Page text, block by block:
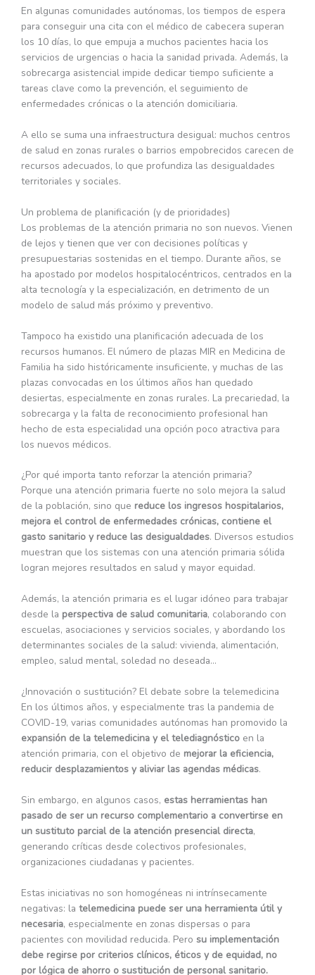
En algunas comunidades autónomas, los tiempos de espera
para conseguir una cita con el médico de cabecera superan
los 10 días, lo que empuja a muchos pacientes hacia los
servicios de urgencias o hacia la sanidad privada. Además, la
sobrecarga asistencial impide dedicar tiempo suficiente a
tareas clave como la prevención, el seguimiento de
enfermedades crónicas o la atención domiciliaria.
A ello se suma una infraestructura desigual: muchos centros
de salud en zonas rurales o barrios empobrecidos carecen de
recursos adecuados, lo que profundiza las desigualdades
territoriales y sociales.
Un problema de planificación (y de prioridades)
Los problemas de la atención primaria no son nuevos. Vienen
de lejos y tienen que ver con decisiones políticas y
presupuestarias sostenidas en el tiempo. Durante años, se
ha apostado por modelos hospitalocéntricos, centrados en la
alta tecnología y la especialización, en detrimento de un
modelo de salud más próximo y preventivo.
Tampoco ha existido una planificación adecuada de los
recursos humanos. El número de plazas MIR en Medicina de
Familia ha sido históricamente insuficiente, y muchas de las
plazas convocadas en los últimos años han quedado
desiertas, especialmente en zonas rurales. La precariedad, la
sobrecarga y la falta de reconocimiento profesional han
hecho de esta especialidad una opción poco atractiva para
los nuevos médicos.
¿Por qué importa tanto reforzar la atención primaria?
Porque una atención primaria fuerte no solo mejora la salud
de la población, sino que reduce los ingresos hospitalarios,
mejora el control de enfermedades crónicas, contiene el
gasto sanitario y reduce las desigualdades. Diversos estudios
muestran que los sistemas con una atención primaria sólida
logran mejores resultados en salud y mayor equidad.
Además, la atención primaria es el lugar idóneo para trabajar
desde la perspectiva de salud comunitaria, colaborando con
escuelas, asociaciones y servicios sociales, y abordando los
determinantes sociales de la salud: vivienda, alimentación,
empleo, salud mental, soledad no deseada…
¿Innovación o sustitución? El debate sobre la telemedicina
En los últimos años, y especialmente tras la pandemia de
COVID-19, varias comunidades autónomas han promovido la
expansión de la telemedicina y el telediagnóstico en la
atención primaria, con el objetivo de mejorar la eficiencia,
reducir desplazamientos y aliviar las agendas médicas.
Sin embargo, en algunos casos, estas herramientas han
pasado de ser un recurso complementario a convertirse en
un sustituto parcial de la atención presencial directa,
generando críticas desde colectivos profesionales,
organizaciones ciudadanas y pacientes.
Estas iniciativas no son homogéneas ni intrínsecamente
negativas: la telemedicina puede ser una herramienta útil y
necesaria, especialmente en zonas dispersas o para
pacientes con movilidad reducida. Pero su implementación
debe regirse por criterios clínicos, éticos y de equidad, no
por lógica de ahorro o sustitución de personal sanitario.